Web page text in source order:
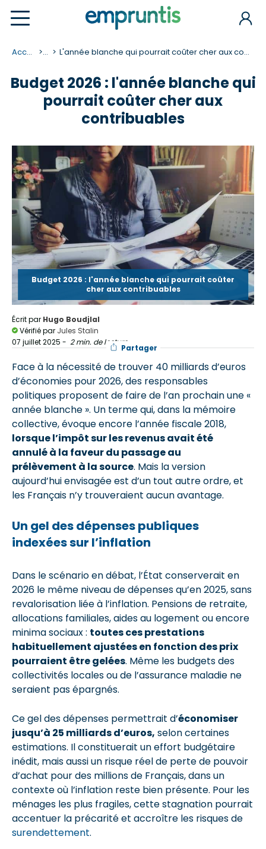
Accueil ... L'année blanche qui pourrait coûter cher aux contribuables !
Budget 2026 : l'année blanche qui
pourrait coûter cher aux
contribuables
Budget 2026 : l'année blanche qui pourrait coûter
cher aux contribuables
Écrit par Hugo Boudjlal
Vérifié par Jules Stalin
07 juillet 2025 - 2 min. de lecture
Partager
Face à la nécessité de trouver 40 milliards d’euros
d’économies pour 2026, des responsables
politiques proposent de faire de l’an prochain une «
année blanche ». Un terme qui, dans la mémoire
collective, évoque encore l’année fiscale 2018,
lorsque l’impôt sur les revenus avait été
annulé à la faveur du passage au
prélèvement à la source. Mais la version
aujourd’hui envisagée est d’un tout autre ordre, et
les Français n’y trouveraient aucun avantage.
Un gel des dépenses publiques
indexées sur l’inflation
Dans le scénario en débat, l’État conserverait en
2026 le même niveau de dépenses qu’en 2025, sans
revalorisation liée à l’inflation. Pensions de retraite,
allocations familiales, aides au logement ou encore
minima sociaux : toutes ces prestations
habituellement ajustées en fonction des prix
pourraient être gelées. Même les budgets des
collectivités locales ou de l’assurance maladie ne
seraient pas épargnés.
Ce gel des dépenses permettrait d’économiser
jusqu’à 25 milliards d’euros, selon certaines
estimations. Il constituerait un effort budgétaire
inédit, mais aussi un risque réel de perte de pouvoir
d’achat pour des millions de Français, dans un
contexte où l’inflation reste bien présente. Pour les
ménages les plus fragiles, cette stagnation pourrait
accentuer la précarité et accroître les risques de
surendettement.